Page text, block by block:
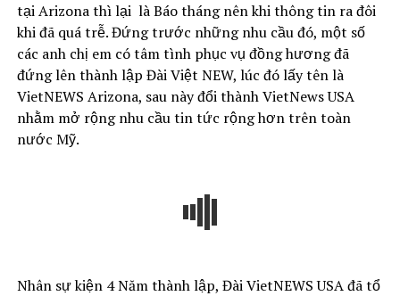
tại Arizona thì lại là Báo tháng nên khi thông tin ra đôi
khi đã quá trễ. Đứng trước những nhu cầu đó, một số
các anh chị em có tâm tình phục vụ đồng hương đã
đứng lên thành lập Đài Việt NEW, lúc đó lấy tên là
VietNEWS Arizona, sau này đổi thành VietNews USA
nhằm mở rộng nhu cầu tin tức rộng hơn trên toàn
nước Mỹ.
Nhân sự kiện 4 Năm thành lập, Đài VietNEWS USA đã tổ